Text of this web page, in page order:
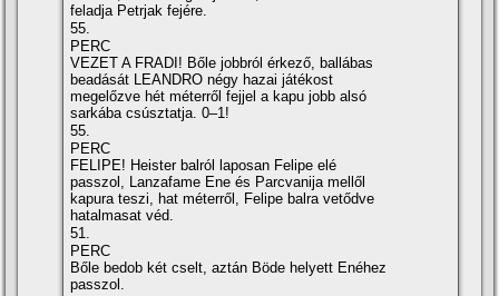
feladja Petrjak fejére.
55.
PERC
VEZET A FRADI! Bőle jobbról érkező, ballábas
beadását LEANDRO négy hazai játékost
megelőzve hét méterről fejjel a kapu jobb alsó
sarkába csúsztatja. 0–1!
55.
PERC
FELIPE! Heister balról laposan Felipe elé
passzol, Lanzafame Ene és Parcvanija mellől
kapura teszi, hat méterről, Felipe balra vetődve
hatalmasat véd.
51.
PERC
Bőle bedob két cselt, aztán Böde helyett Enéhez
passzol.